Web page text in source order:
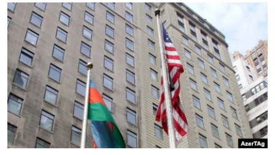
ARAŞDIRMA
MULTIMEDIA
VIDEO
FOTOQALEREYA
İNFOQRAFIKA
KARIKATURA
RADIO ARXIV
OXU ZALI
AZƏRBAYCAN ƏDƏBIYYATI KITABXANASI
İSLAM VƏ DEMOKRATIYA
İZ - MƏDƏNIYYƏT PROQRAMI
HAQQIMIZDA
MISSIYAMIZ
PEŞƏ ETIKASI VƏ JURNALISTIKA STANDARTLARIMIZ
MATERIALLARIMIZDAN ISTIFADƏ
BIZI IZLƏ